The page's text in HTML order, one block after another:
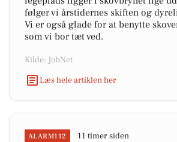
følger vi årstidernes skiften og
Vi er også glade for at benytte
som vi bor tæt ved.
Kilde: JobNet
Læs hele artiklen her
ALARM112 11 timer siden